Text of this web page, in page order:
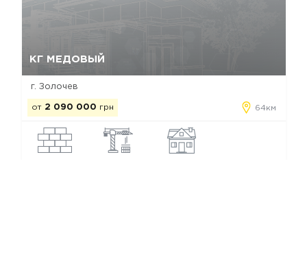
КГ МЕДОВЫЙ
г. Золочев
от 2 090 000 грн 64км